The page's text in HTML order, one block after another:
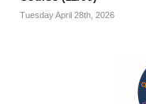
Tuesday April 28th, 2026